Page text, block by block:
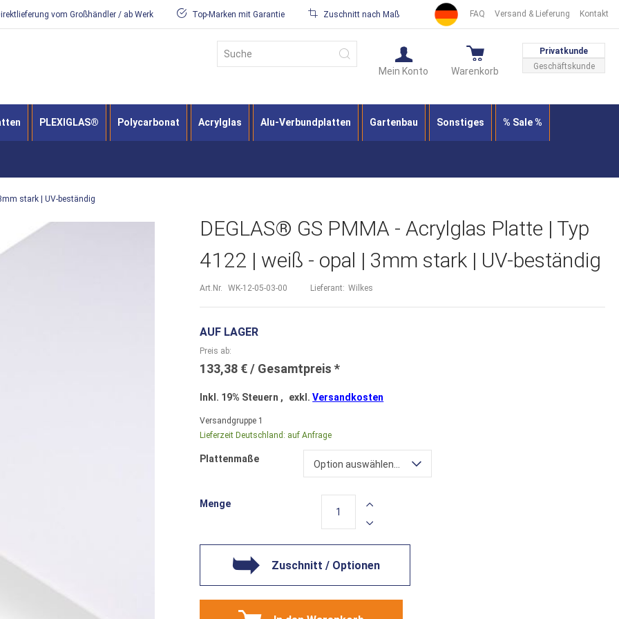
FAQ Versand & Lieferung Kontakt
vom Großhändler / ab Werk Top-Marken mit Garantie Zuschnitt nach Maß
Privatkunde
Geschäftskunde
Warenkorb
Mein Konto
Suche
PLEXIGLAS® Polycarbonat Acrylglas Alu-Verbundplatten Gartenbau Sonstiges % Sale %
stark | UV-beständig
DEGLAS® GS PMMA - Acrylglas Platte | Typ
4122 | weiß - opal | 3mm stark | UV-beständig
Art.Nr. WK-12-05-03-00 Lieferant: Wilkes
AUF LAGER
Preis ab
133,38 €
Inkl. 19% Steuern , exkl.Versandkosten
Versandgruppe 1
Lieferzeit Deutschland: auf Anfrage
Plattenmaße Option auswählen...
Menge
Zuschnitt / Optionen